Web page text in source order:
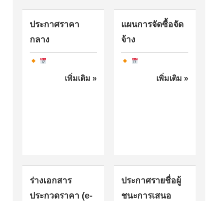
ประกาศราคา
กลาง
เพิ่มเติม »
แผนการจัดซื้อจัด
จ้าง
เพิ่มเติม »
ร่างเอกสาร
ประกวดราคา (e-
ประกาศรายชื่อผู้
ชนะการเสนอ